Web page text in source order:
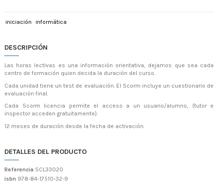
iniciación informática
DESCRIPCIÓN
Las horas lectivas es una información orientativa, dejamos que sea cada
centro de formación quien decida la duración del curso.
Cada unidad tiene un test de evaluación. El Scorm incluye un cuestionario de
evaluación final.
Cada Scorm licencia permite el acceso a un usuario/alumno, (tutor e
inspector acceden gratuitamente).
12 meses de duración desde la fecha de activación.
DETALLES DEL PRODUCTO
Referencia SCL33020
isbn 978-84-17510-32-9